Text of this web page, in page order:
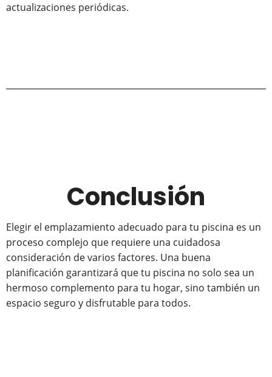
actualizaciones periódicas.
Conclusión
Elegir el emplazamiento adecuado para tu piscina es un
proceso complejo que requiere una cuidadosa
consideración de varios factores. Una buena
planificación garantizará que tu piscina no solo sea un
hermoso complemento para tu hogar, sino también un
espacio seguro y disfrutable para todos.